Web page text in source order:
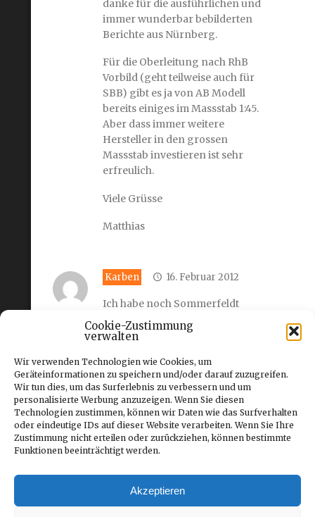
Cookie-Zustimmung
verwalten
Wir verwenden Technologien wie Cookies, um
Geräteinformationen zu speichern und/oder darauf zuzugreifen.
Wir tun dies, um das Surferlebnis zu verbessern und um
personalisierte Werbung anzuzeigen. Wenn Sie diesen
Technologien zustimmen, können wir Daten wie das Surfverhalten
oder eindeutige IDs auf dieser Website verarbeiten. Wenn Sie Ihre
Zustimmung nicht erteilen oder zurückziehen, können bestimmte
Funktionen beeinträchtigt werden.
Akzeptieren
danke für die ausführlichen und
immer wunderbar bebilderten
Berichte aus Nürnberg.
Für die Oberleitung nach RhB
Vorbild (geht teilweise auch für
SBB) gibt es ja von AB Modell
bereits einiges im Massstab 1:45.
Aber dass immer weitere
Hersteller in den grossen
Massstab investieren ist sehr
erfreulich.
Viele Grüsse
Matthias
Karben 16. Februar 2012
Ich habe noch Sommerfeldt
Kataloge aus 1972 und 1976. Es gab
damals schon einiges in die Spur
Michael Müller
28. Februar
2012
Top das Sommerfeld wieder
Oberleitung für spur 0 auf den
Markt bringt. Zwar schon viel
günstiger wie Demko da kostet ein
Mast 32€ und bei Wenz kostet ein